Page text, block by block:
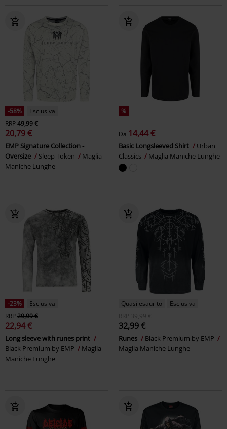
-58%
Esclusiva
RRP49,99 €
20,79 €
EMP Signature Collection -
Oversize
Sleep Token
Maglia
Maniche Lunghe
%
Da 14,44 €
Basic Longsleeved Shirt
Urban
Classics
Maglia Maniche Lunghe
-23%
Esclusiva
RRP29,99 €
22,94 €
Long sleeve with runes print
Black Premium by EMP
Maglia
Maniche Lunghe
Quasi esaurito
Esclusiva
RRP
39,99 €
32,99 €
Runes
Black Premium by EMP
Maglia Maniche Lunghe